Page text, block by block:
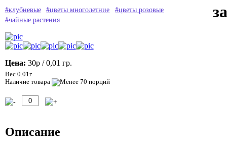
#клубневые #цветы многолетние
#цветы розовые
#чайные растения
Цена: 30р / 0,01 гр.
Вес 0.01г
Наличие товара
Описание